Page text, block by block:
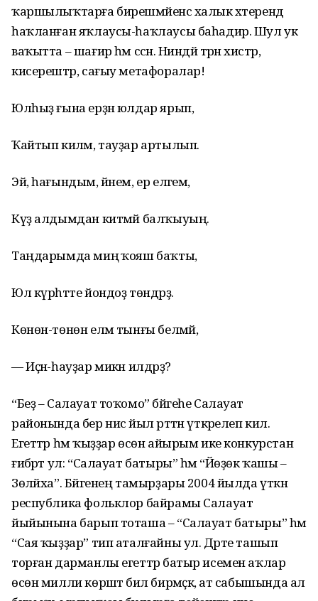
ҡаршылыҡтарға бирешмәйенсә халык хәтерендә
һаҡланған яҡлаусы-һаҡлаусы баһадир. Шул ук
ваҡытта – шағир һәм сәсән. Ниндәй тәрән хистәр,
кисерештәр, сағыу метафоралар!
Юлһыҙ ғына ерҙән юлдар ярып,
Ҡайтып киләм, тауҙар артылып.
Эй, һағындым, йәнем, ер еләгем,
Күҙ алдымдан китмәй балҡыуың.
Таңдарымда миңә ҡояш баҡты,
Юл күрһәтте йондоҙ төндәрҙә.
Көнөн-төнөн еләм тынғы белмәй,
— Иҫән-һауҙар микән илдәрҙә?
“Беҙ – Салауат тоҡомо” бәйгеһе Салауат
районында бер нисә йыл рәттән үткәрелеп килә.
Егеттәр һәм ҡыҙҙар өсөн айырым ике конкурстан
ғибәрәт ул: “Салауат батыры” һәм “Йөҙөк ҡашы –
Зөләйха”. Бәйгенең тамырҙары 2004 йылда үткән
республика фольклор байрамы Салауат
йыйынына барып тоташа – “Салауат батыры” һәм
“Сая ҡыҙҙар” тип аталғайны ул. Дәрте ташып
торған дарманлы егеттәр батыр исемен аҡлар
өсөн милли көрәштә бил бирмәҫкә, ат сабышында ал